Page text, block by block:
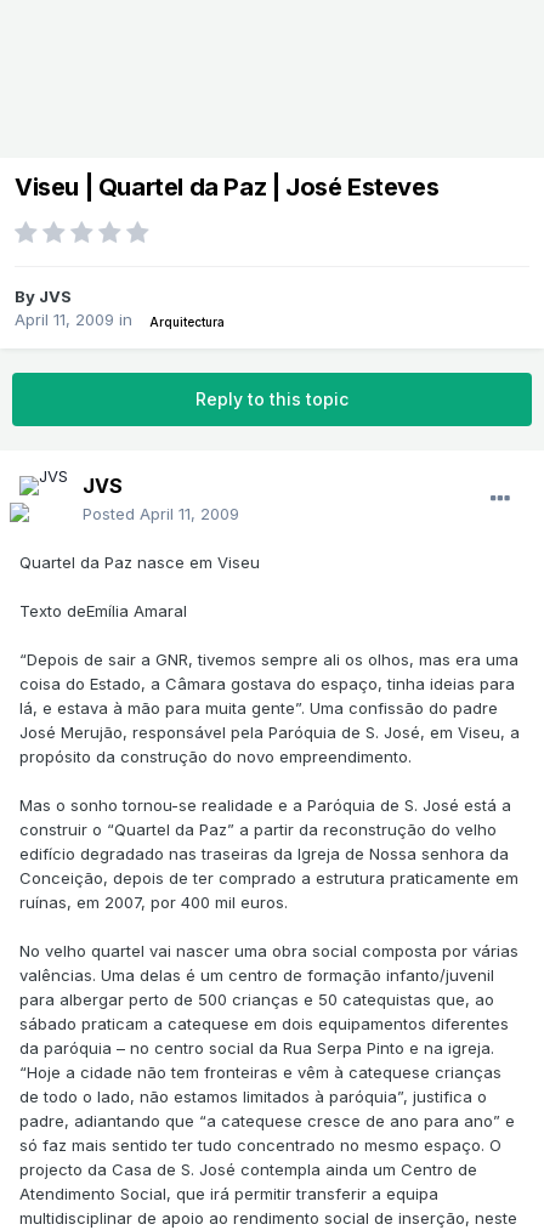
Viseu | Quartel da Paz | José Esteves
By JVS
April 11, 2009 in Arquitectura
Reply to this topic
JVS
Posted April 11, 2009
Quartel da Paz nasce em Viseu
Texto deEmília Amaral
“Depois de sair a GNR, tivemos sempre ali os olhos, mas era uma
coisa do Estado, a Câmara gostava do espaço, tinha ideias para
lá, e estava à mão para muita gente”. Uma confissão do padre
José Merujão, responsável pela Paróquia de S. José, em Viseu, a
propósito da construção do novo empreendimento.
Mas o sonho tornou-se realidade e a Paróquia de S. José está a
construir o “Quartel da Paz” a partir da reconstrução do velho
edifício degradado nas traseiras da Igreja de Nossa senhora da
Conceição, depois de ter comprado a estrutura praticamente em
ruínas, em 2007, por 400 mil euros.
No velho quartel vai nascer uma obra social composta por várias
valências. Uma delas é um centro de formação infanto/juvenil
para albergar perto de 500 crianças e 50 catequistas que, ao
sábado praticam a catequese em dois equipamentos diferentes
da paróquia – no centro social da Rua Serpa Pinto e na igreja.
“Hoje a cidade não tem fronteiras e vêm à catequese crianças
de todo o lado, não estamos limitados à paróquia”, justifica o
padre, adiantando que “a catequese cresce de ano para ano” e
só faz mais sentido ter tudo concentrado no mesmo espaço. O
projecto da Casa de S. José contempla ainda um Centro de
Atendimento Social, que irá permitir transferir a equipa
multidisciplinar de apoio ao rendimento social de inserção, neste